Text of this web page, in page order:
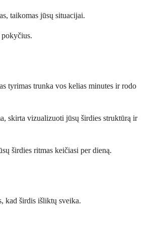
taikomas jūsų situacijai.
tyrimas trunka vos kelias minutes ir rodo
skirta vizualizuoti jūsų širdies struktūrą ir
širdies ritmas keičiasi per dieną.
kad širdis išliktų sveika.